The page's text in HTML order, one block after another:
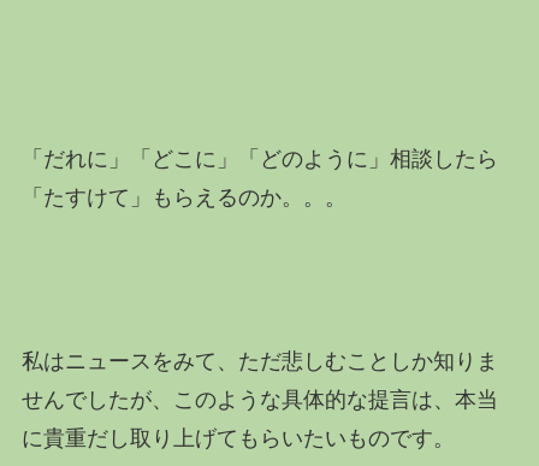
「だれに」「どこに」「どのように」相談したら
「たすけて」もらえるのか。。。
私はニュースをみて、ただ悲しむことしか知りま
せんでしたが、このような具体的な提言は、本当
に貴重だし取り上げてもらいたいものです。